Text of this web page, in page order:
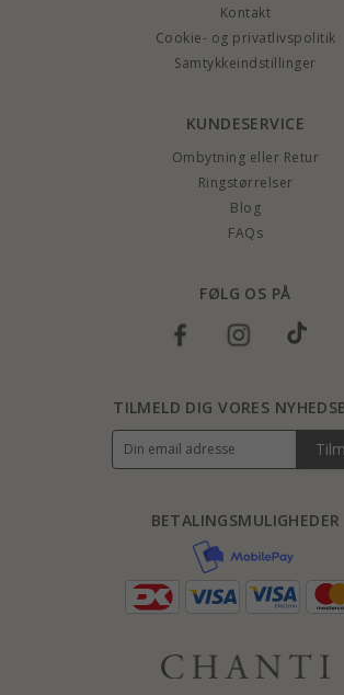
Kontakt
Cookie- og privatlivspolitik
Samtykkeindstillinger
KUNDESERVICE
Ombytning eller Retur
Ringstørrelser
Blog
FAQs
FØLG OS PÅ
BETALINGSMULIGHEDER
TILMELD DIG VORES